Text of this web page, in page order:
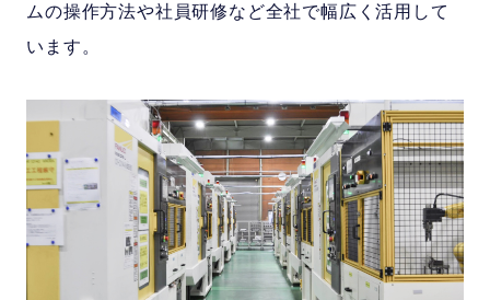
ムの操作方法や社員研修など全社で幅広く活用して
います。